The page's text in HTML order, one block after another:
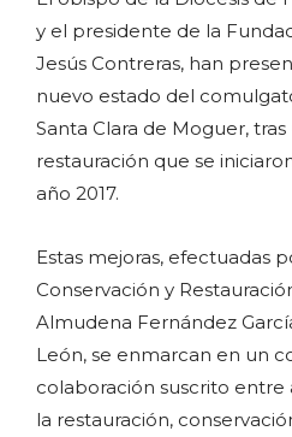
y el presidente de la
Jesús Contreras, han
nuevo estado del
Santa Clara de Moguer,
restauración que se
año 2017.
Estas mejoras, efectuadas
Conservación y
Almudena Fernández
León, se enmarcan en un
colaboración suscrito entre
la restauración,